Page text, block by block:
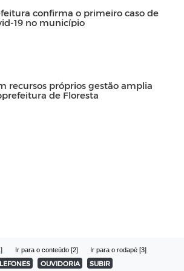
confirma o primeiro caso de
19 no município
recursos próprios gestão amplia
de Floresta
Ir para o conteúdo [2] Ir para o rodapé [3]
OUVIDORIA SUBIR